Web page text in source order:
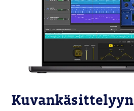
Kuvankäsittelyyn